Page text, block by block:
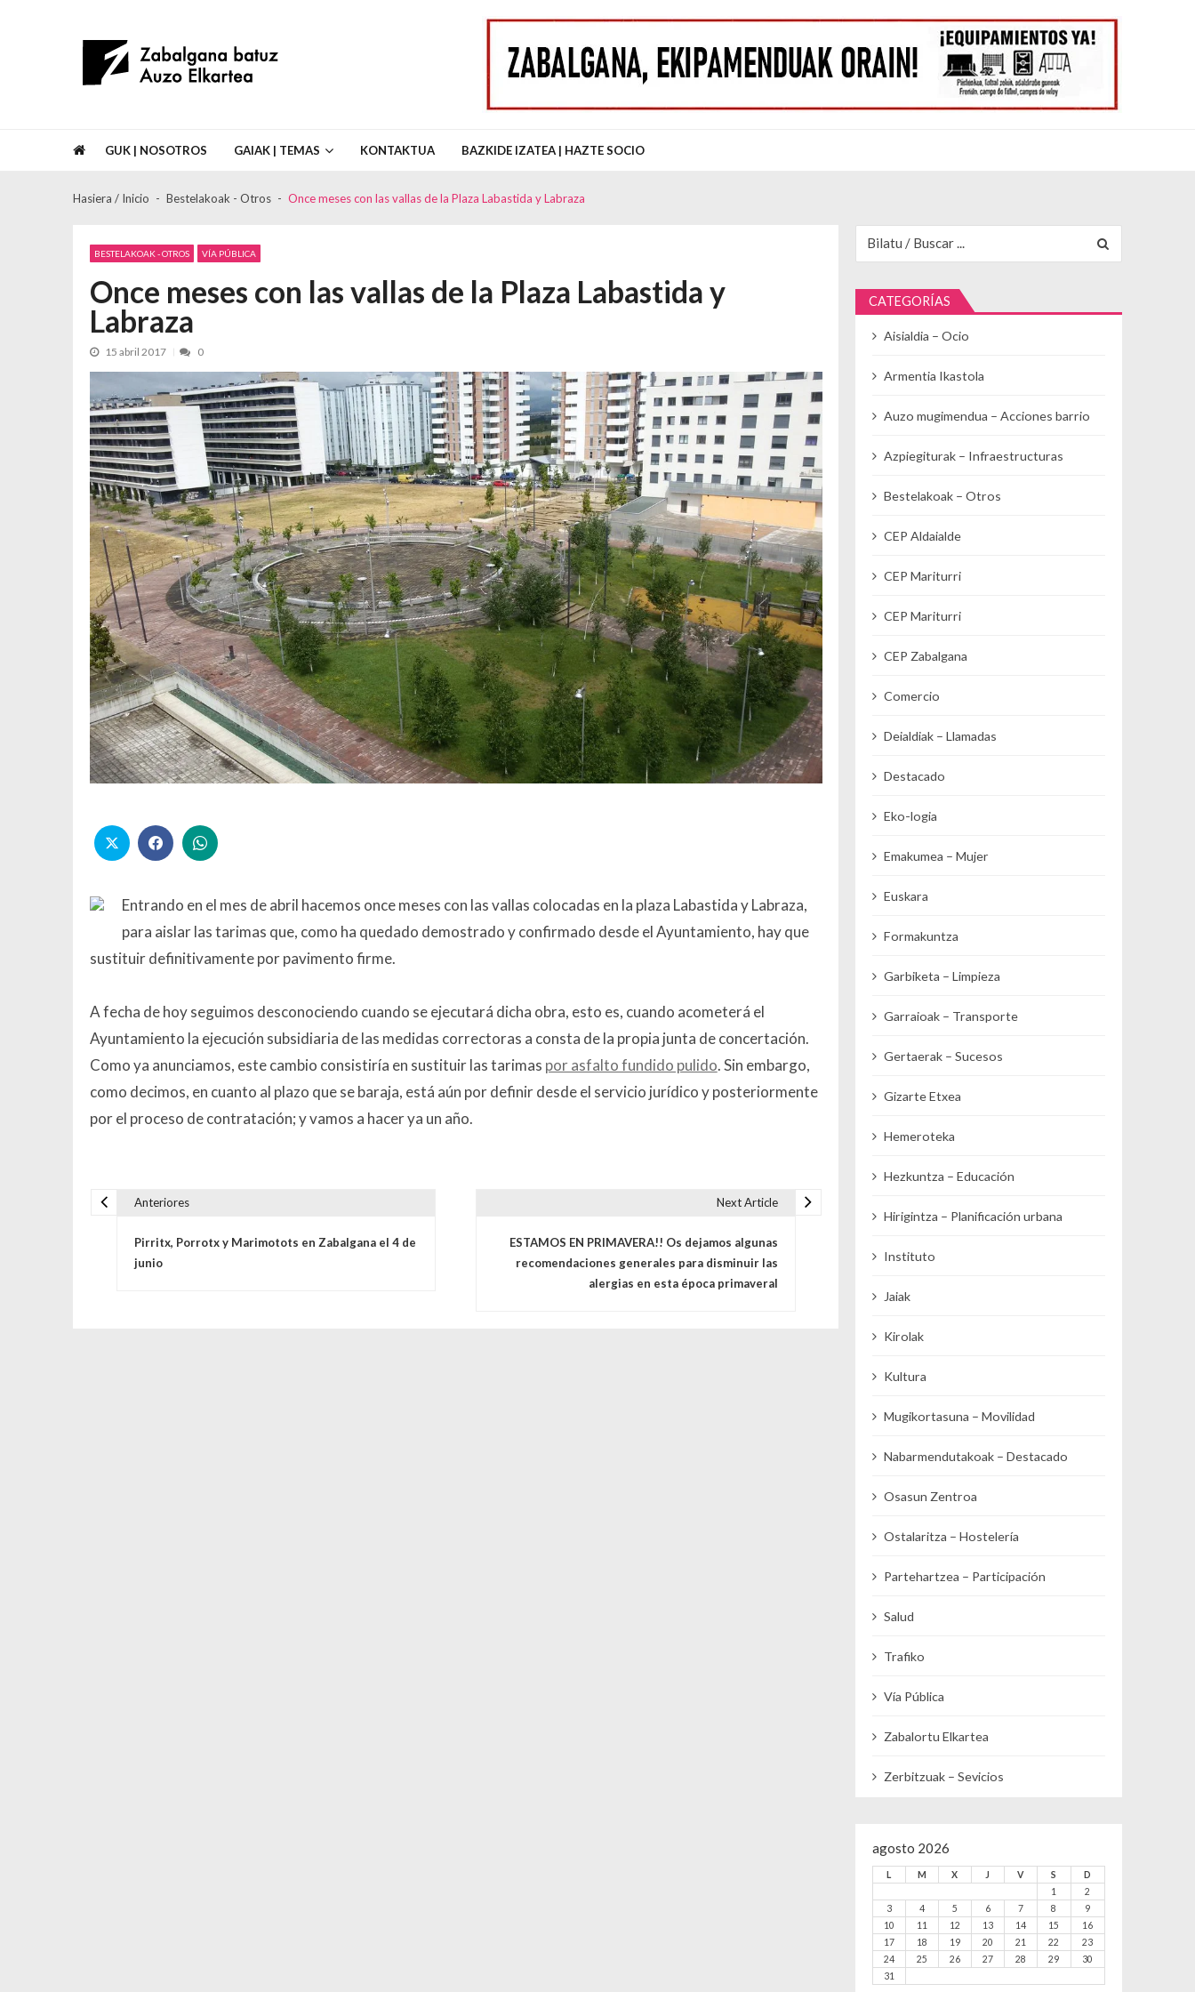
Asociación de Vecinos Zabalgana Batuz Auzo Elkartea
GUK | NOSOTROS GAIAK | TEMAS KONTAKTUA BAZKIDE IZATEA | HAZTE SOCIO
Hasiera / Inicio Bestelakoak - Otros Once meses con las vallas de la Plaza Labastida y Labraza
BESTELAKOAK - OTROS VÍA PÚBLICA
Once meses con las vallas de la Plaza Labastida y
Labraza
15 abril 2017 0
Entrando en el mes de abril hacemos once meses con las vallas colocadas en la plaza Labastida y Labraza,
para aislar las tarimas que, como ha quedado demostrado y confirmado desde el Ayuntamiento, hay que
sustituir definitivamente por pavimento firme.
A fecha de hoy seguimos desconociendo cuando se ejecutará dicha obra, esto es, cuando acometerá el
Ayuntamiento la ejecución subsidiaria de las medidas correctoras a consta de la propia junta de concertación.
Como ya anunciamos, este cambio consistiría en sustituir las tarimas por asfalto fundido pulido. Sin embargo,
como decimos, en cuanto al plazo que se baraja, está aún por definir desde el servicio jurídico y posteriormente
por el proceso de contratación; y vamos a hacer ya un año.
Anteriores
Pirritx, Porrotx y Marimotots en Zabalgana el 4 de
junio
Next Article
ESTAMOS EN PRIMAVERA!! Os dejamos algunas
recomendaciones generales para disminuir las
alergias en esta época primaveral
CATEGORÍAS
Aisialdia – Ocio
Armentia Ikastola
Auzo mugimendua – Acciones barrio
Azpiegiturak – Infraestructuras
Bestelakoak – Otros
CEP Aldaialde
CEP Mariturri
CEP Mariturri
CEP Zabalgana
Comercio
Deialdiak – Llamadas
Destacado
Eko-logia
Emakumea – Mujer
Euskara
Formakuntza
Garbiketa – Limpieza
Garraioak – Transporte
Gertaerak – Sucesos
Gizarte Etxea
Hemeroteka
Hezkuntza – Educación
Hirigintza – Planificación urbana
Instituto
Jaiak
Kirolak
Kultura
Mugikortasuna – Movilidad
Nabarmendutakoak – Destacado
Osasun Zentroa
Ostalaritza – Hostelería
Partehartzea – Participación
Salud
Trafiko
Vía Pública
Zabalortu Elkartea
Zerbitzuak – Sevicios
agosto 2026
L M X J V S
D
1
2
3
4 5 6 7 8
9
10
11 12 13 14 15
16
17
18 19 20 21 22
23
24
25 26 27 28 29
30
31